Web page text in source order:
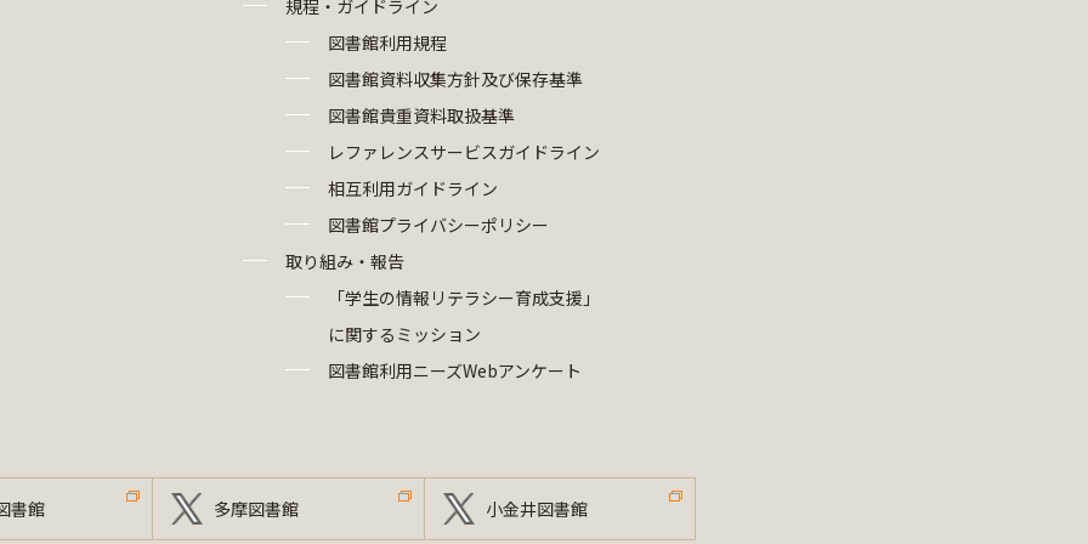
規程・ガイドライン
図書館利用規程
図書館資料収集方針及び保存基準
図書館貴重資料取扱基準
レファレンスサービスガイドライン
相互利用ガイドライン
図書館プライバシーポリシー
取り組み・報告
「学生の情報リテラシー育成支援」
に関するミッション
図書館利用ニーズWebアンケート
書館 多摩図書館 小金井図書館